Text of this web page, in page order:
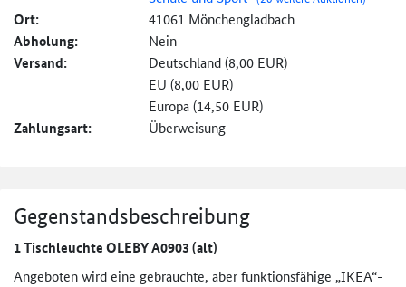
Ort: 41061 Mönchengladbach
Abholung: Nein
Versand:
Deutschland (8,00 EUR)
EU (8,00 EUR)
Europa (14,50 EUR)
Zahlungsart: Überweisung
Gegenstandsbeschreibung
1 Tischleuchte OLEBY A0903 (alt)
Angeboten wird eine gebrauchte, aber funktionsfähige „IKEA“-